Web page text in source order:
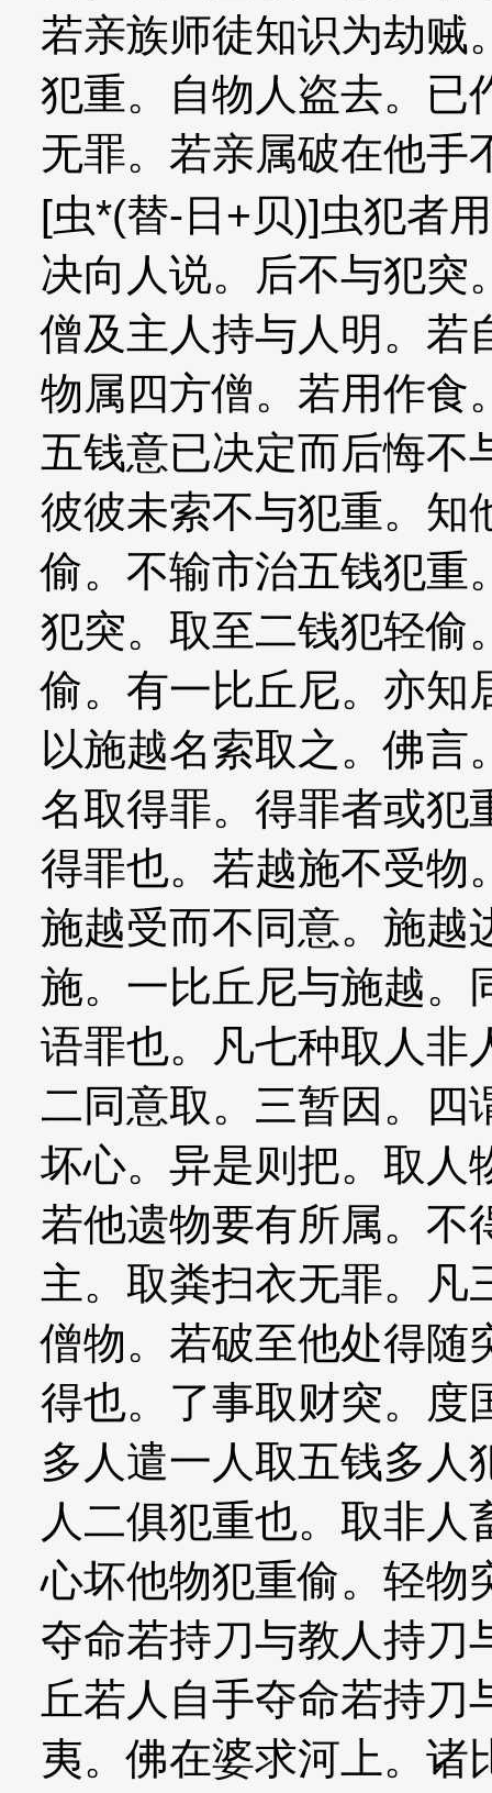
若亲族师徒知识为劫贼
犯重。自物人盗去。已
无罪。若亲属破在他手
[虫*(替-日+贝)]虫犯者
决向人说。后不与犯突
僧及主人持与人明。若
物属四方僧。若用作食
五钱意已决定而后悔不
彼彼未索不与犯重。知
偷。不输市治五钱犯重
犯突。取至二钱犯轻偷
偷。有一比丘尼。亦知
以施越名索取之。佛言
名取得罪。得罪者或犯
得罪也。若越施不受物
施越受而不同意。施越
施。一比丘尼与施越。
语罪也。凡七种取人非
二同意取。三暂因。四
坏心。异是则把。取人
若他遗物要有所属。不
主。取粪扫衣无罪。凡
僧物。若破至他处得随
得也。了事取财突。度
多人遣一人取五钱多人
人二俱犯重也。取非
心坏他物犯重偷。轻物
夺命若持刀与教人持刀
丘若人自手夺命若持
夷。佛在婆求河上。诸